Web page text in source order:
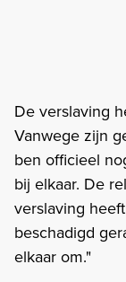
De verslaving
Vanwege zijn
ben officieel
bij elkaar. De
verslaving
beschadigd
elkaar om."